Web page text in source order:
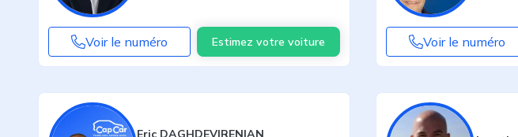
Voir le numéro Estimez votre voiture Voir le numéro
Eric DAGHDEVIRENIAN